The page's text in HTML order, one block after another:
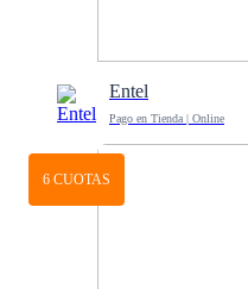
Entel
Pago en Tienda | Online
6 CUOTAS